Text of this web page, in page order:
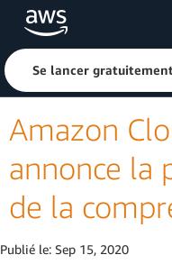
Passer au contenu principal
Cliquer ici pour
Se lancer
Amazon
annonce la
de la
Publié le: Sep 15, 2020